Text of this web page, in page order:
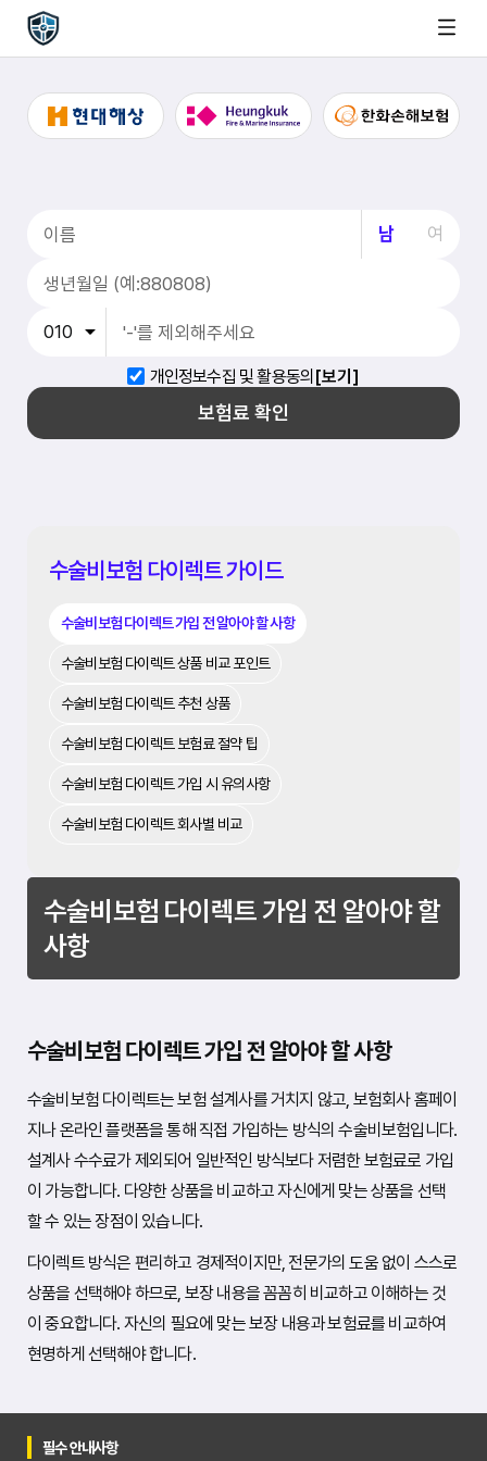
남 여
개인정보수집 및 활용동의 [보기]
보험료 확인
수술비보험 다이렉트 가이드
수술비보험 다이렉트 가입 전 알아야 할 사항
수술비보험 다이렉트 상품 비교 포인트
수술비보험 다이렉트 추천 상품
수술비보험 다이렉트 보험료 절약 팁
수술비보험 다이렉트 가입 시 유의사항
수술비보험 다이렉트 회사별 비교
수술비보험 다이렉트 가입 전 알아야 할
사항
수술비보험 다이렉트 가입 전 알아야 할 사항
수술비보험 다이렉트는 보험 설계사를 거치지 않고, 보험회사 홈페이
지나 온라인 플랫폼을 통해 직접 가입하는 방식의 수술비보험입니다.
설계사 수수료가 제외되어 일반적인 방식보다 저렴한 보험료로 가입
이 가능합니다. 다양한 상품을 비교하고 자신에게 맞는 상품을 선택
할 수 있는 장점이 있습니다.
다이렉트 방식은 편리하고 경제적이지만, 전문가의 도움 없이 스스로
상품을 선택해야 하므로, 보장 내용을 꼼꼼히 비교하고 이해하는 것
이 중요합니다. 자신의 필요에 맞는 보장 내용과 보험료를 비교하여
현명하게 선택해야 합니다.
필수 안내사항